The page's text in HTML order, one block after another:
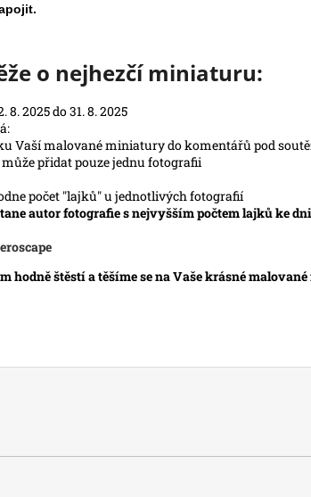
o nejhezčí miniaturu:
8. 2025 do 31. 8. 2025
Vaší malované miniatury do komentářů pod
může přidat pouze jednu fotografii
počet "lajků" u jednotlivých fotografií
autor fotografie s nejvyšším počtem lajků ke dni
hodně štěstí a těšíme se na Vaše krásné